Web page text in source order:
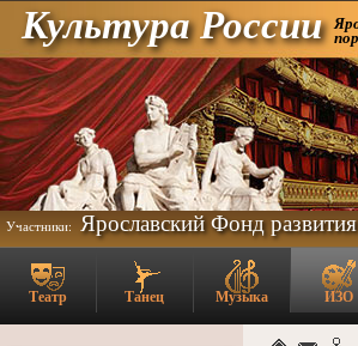
Культура России
Участники: Ярославский Фонд
Театр Танец Музыка ИЗО